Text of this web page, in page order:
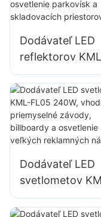
otvorených
Dodávateľ LED
reflektorov
FL05 150W pre
osvetlenie
parkovísk a
skladovacích
priestorov
Dodávateľ LED
svetlometov
FL05 240W,
vhodný pre